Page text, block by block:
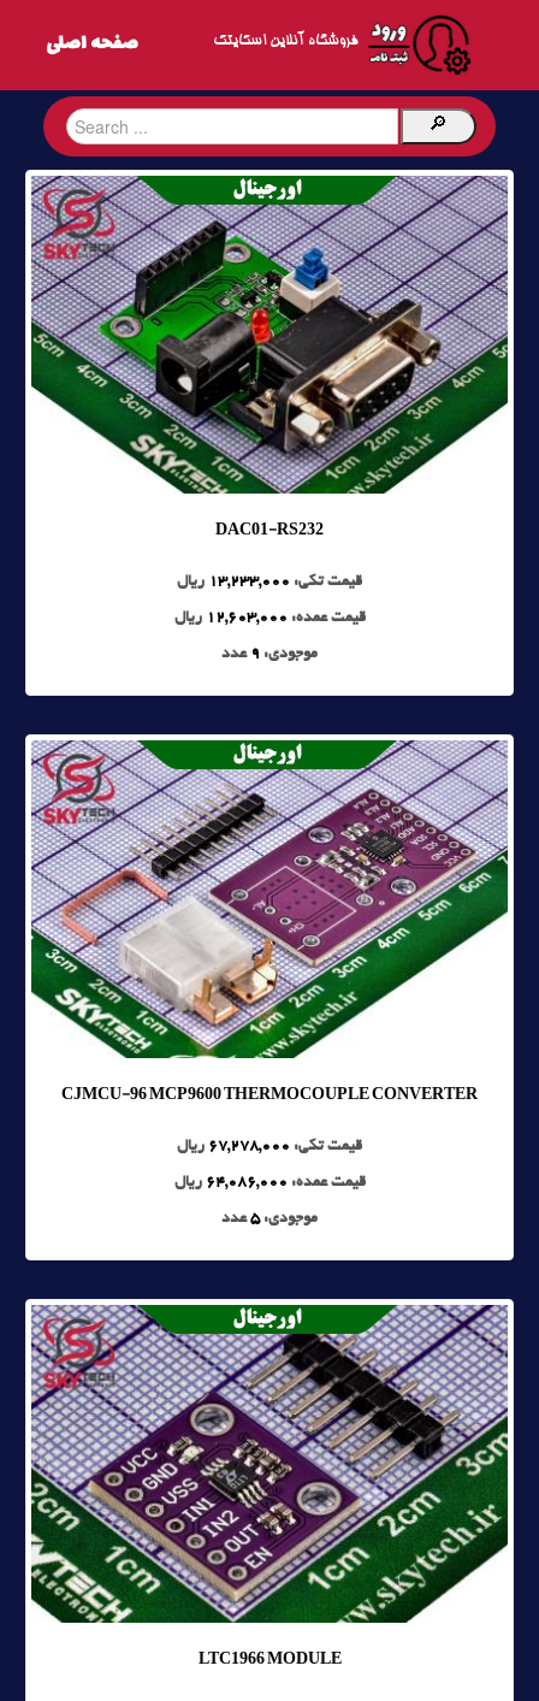
فروشگاه آنلاین اسکایتک
DAC01-RS232
قیمت تکی: 13,233,000 ریال
قیمت عمده: 12,603,000 ریال
موجودی: 9 عدد
CJMCU-96 MCP9600 THERMOCOUPLE CONVERTER
قیمت تکی: 67,278,000 ریال
قیمت عمده: 64,086,000 ریال
موجودی:5عدد
LTC1966 MODULE